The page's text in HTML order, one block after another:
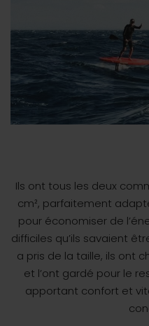
Ils ont tous les deux
cm², parfaitement
pour économiser de
difficiles qu’ils savaient
a pris de la taille, ils ont
et l’ont gardé pour le
apportant confort et